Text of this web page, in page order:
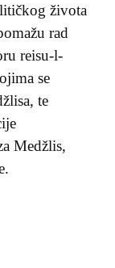
života
rad
reisu-l-
se
te
Medžlis,